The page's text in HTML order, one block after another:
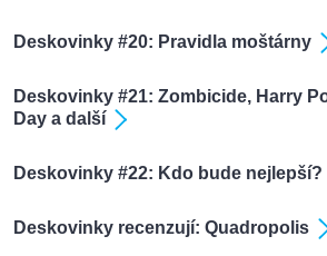
Deskovinky #20: Pravidla moštárny
Deskovinky #21: Zombicide, Harry
Day a další
Deskovinky #22: Kdo bude nejlepší?
Deskovinky recenzují: Quadropolis